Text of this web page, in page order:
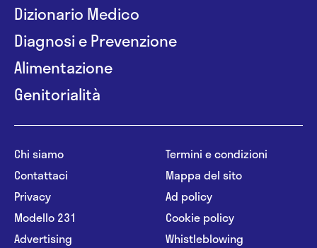
Dizionario Medico
Diagnosi e Prevenzione
Alimentazione
Genitorialità
Chi siamo
Contattaci
Privacy
Modello 231
Advertising
Termini e condizioni
Mappa del sito
Ad policy
Cookie policy
Whistleblowing